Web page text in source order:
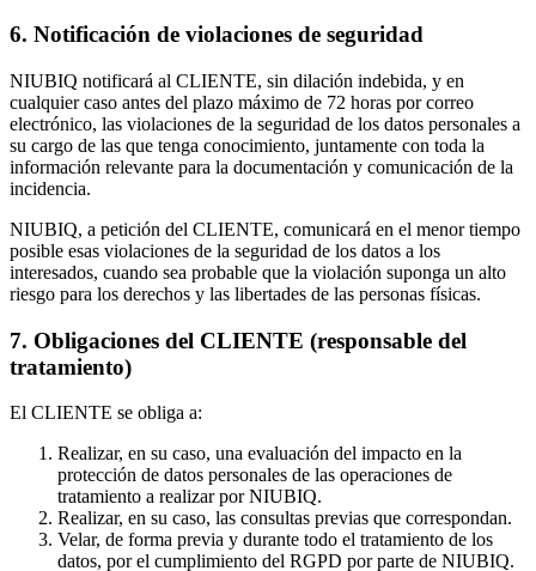
6. Notificación de violaciones de seguridad
NIUBIQ notificará al CLIENTE, sin dilación indebida, y en
cualquier caso antes del plazo máximo de 72 horas por correo
electrónico, las violaciones de la seguridad de los datos personales a
su cargo de las que tenga conocimiento, juntamente con toda la
información relevante para la documentación y comunicación de la
incidencia.
NIUBIQ, a petición del CLIENTE, comunicará en el menor tiempo
posible esas violaciones de la seguridad de los datos a los
interesados, cuando sea probable que la violación suponga un alto
riesgo para los derechos y las libertades de las personas físicas.
7. Obligaciones del CLIENTE (responsable del
tratamiento)
El CLIENTE se obliga a:
Realizar, en su caso, una evaluación del impacto en la
protección de datos personales de las operaciones de
tratamiento a realizar por NIUBIQ.
Realizar, en su caso, las consultas previas que correspondan.
Velar, de forma previa y durante todo el tratamiento de los
datos, por el cumplimiento del RGPD por parte de NIUBIQ.